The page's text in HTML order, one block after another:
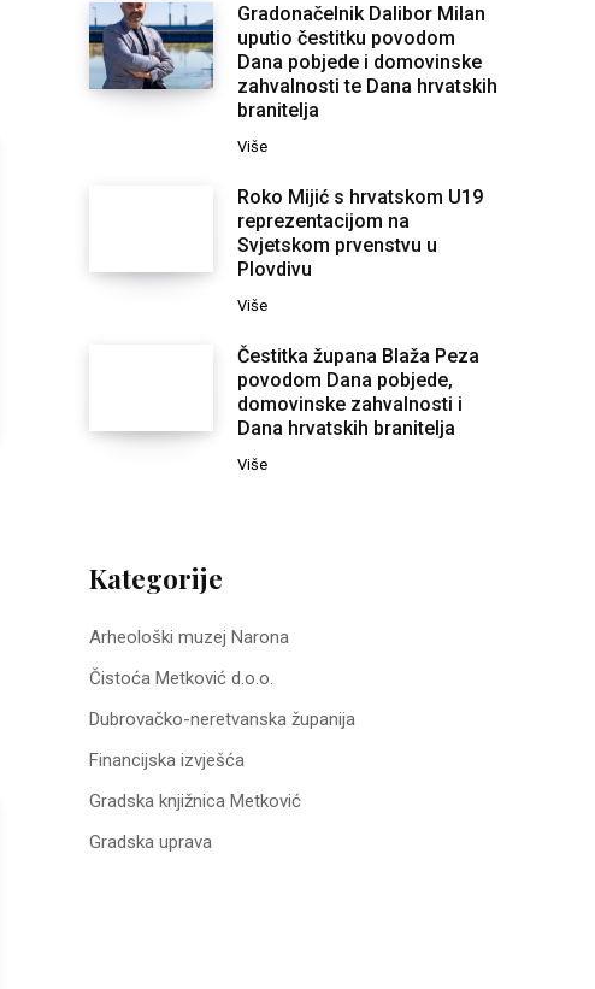
Gradonačelnik Dalibor Milan
uputio čestitku povodom
Dana pobjede i domovinske
zahvalnosti te Dana hrvatskih
branitelja
Više
Roko Mijić s hrvatskom U19
reprezentacijom na
Svjetskom prvenstvu u
Plovdivu
Više
Čestitka župana Blaža Peza
povodom Dana pobjede,
domovinske zahvalnosti i
Dana hrvatskih branitelja
Više
Kategorije
Arheološki muzej Narona
Čistoća Metković d.o.o.
Dubrovačko-neretvanska županija
Financijska izvješća
Gradska knjižnica Metković
Gradska uprava